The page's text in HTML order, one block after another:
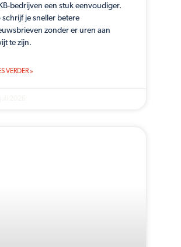
bedrijven een stuk eenvoudiger.
schrijf je sneller betere
zonder er uren aan
te zijn.
VERDER »